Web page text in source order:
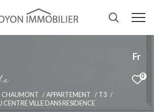
Fr
0
e
CHAUMONT APPARTEMENT
T3
CENTRE VILLE DANS RESIDENCE